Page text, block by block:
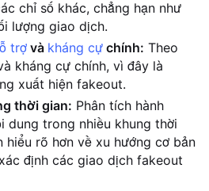
chỉ số khác, chẳng hạn như
lượng giao dịch.
trợ và kháng cự chính: Theo
kháng cự chính, vì đây là
xuất hiện fakeout.
thời gian: Phân tích hành
dung trong nhiều khung thời
hiểu rõ hơn về xu hướng cơ bản
định các giao dịch fakeout